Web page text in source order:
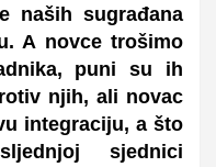
naših sugrađana
A novce trošimo
puni su ih
njih, ali novac
integraciju, a što
sjednici